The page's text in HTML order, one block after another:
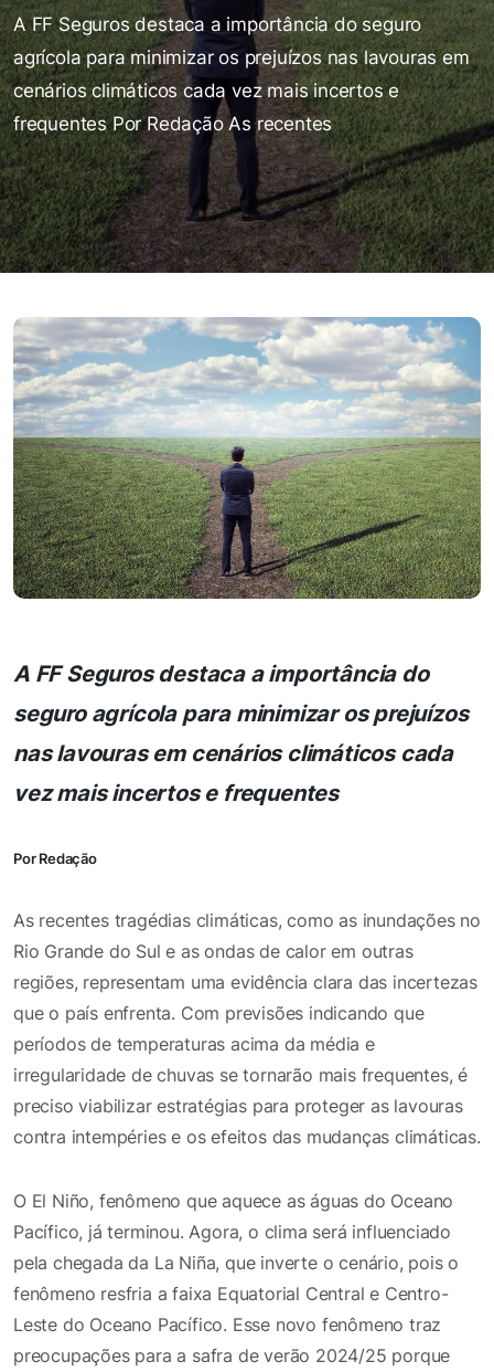
A FF Seguros destaca a importância do seguro
agrícola para minimizar os prejuízos nas lavouras em
cenários climáticos cada vez mais incertos e
frequentes Por Redação As recentes
A FF Seguros destaca a importância do
seguro agrícola para minimizar os prejuízos
nas lavouras em cenários climáticos cada
vez mais incertos e frequentes
Por Redação
As recentes tragédias climáticas, como as inundações no
Rio Grande do Sul e as ondas de calor em outras
regiões, representam uma evidência clara das incertezas
que o país enfrenta. Com previsões indicando que
períodos de temperaturas acima da média e
irregularidade de chuvas se tornarão mais frequentes, é
preciso viabilizar estratégias para proteger as lavouras
contra intempéries e os efeitos das mudanças climáticas.
O El Niño, fenômeno que aquece as águas do Oceano
Pacífico, já terminou. Agora, o clima será influenciado
pela chegada da La Niña, que inverte o cenário, pois o
fenômeno resfria a faixa Equatorial Central e Centro-
Leste do Oceano Pacífico. Esse novo fenômeno traz
preocupações para a safra de verão 2024/25 porque